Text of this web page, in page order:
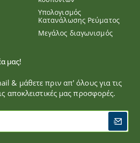
Υπολογισμός
Κατανάλωσης Ρεύματος
Μεγάλος διαγωνισμός
μας!
& μάθετε πριν απ' όλους για τις
αποκλειστικές μας προσφορές.